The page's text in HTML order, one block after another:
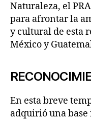
Naturaleza, el
para afrontar la
y cultural de esta
México y
En esta breve
adquirió una